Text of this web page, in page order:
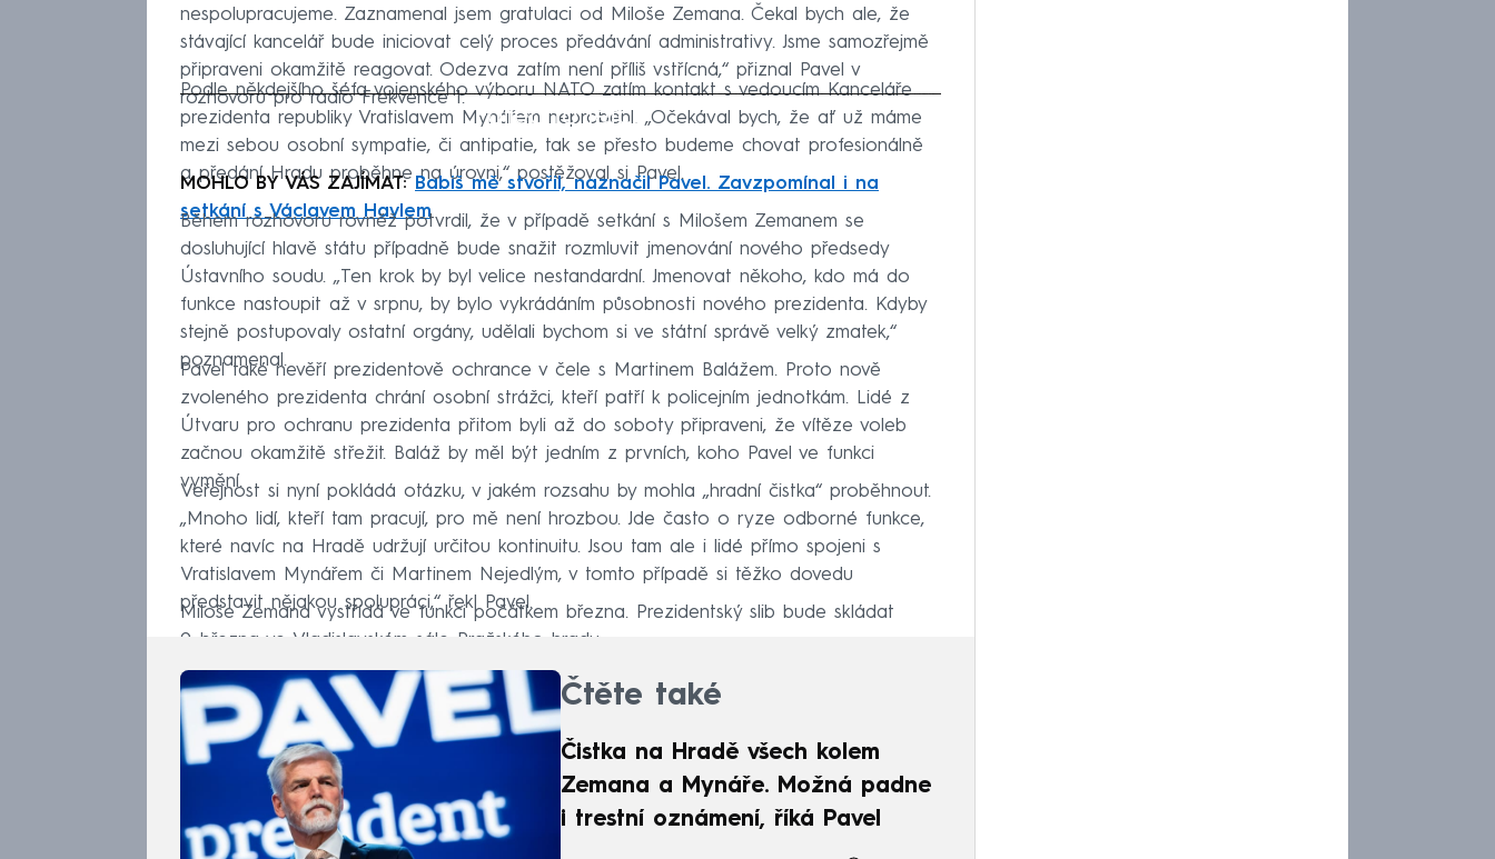
nespolupracujeme. Zaznamenal jsem gratulaci od Miloše Zemana. Čekal bych ale, že
stávající kancelář bude iniciovat celý proces předávání administrativy. Jsme samozřejmě
připraveni okamžitě reagovat. Odezva zatím není příliš vstřícná,“ přiznal Pavel v
rozhovoru pro rádio Frekvence 1.
Failed to fetch
Podle někdejšího šéfa vojenského výboru NATO zatím kontakt s vedoucím Kanceláře
prezidenta republiky Vratislavem Mynářem neproběhl. „Očekával bych, že ať už máme
mezi sebou osobní sympatie, či antipatie, tak se přesto budeme chovat profesionálně
a předání Hradu proběhne na úrovni,“ postěžoval si Pavel.
MOHLO BY VÁS ZAJÍMAT: Babiš mě stvořil, naznačil Pavel. Zavzpomínal i na
setkání s Václavem Havlem
Během rozhovoru rovněž potvrdil, že v případě setkání s Milošem Zemanem se
dosluhující hlavě státu případně bude snažit rozmluvit jmenování nového předsedy
Ústavního soudu. „Ten krok by byl velice nestandardní. Jmenovat někoho, kdo má do
funkce nastoupit až v srpnu, by bylo vykrádáním působnosti nového prezidenta. Kdyby
stejně postupovaly ostatní orgány, udělali bychom si ve státní správě velký zmatek,“
poznamenal.
Pavel také nevěří prezidentově ochrance v čele s Martinem Balážem. Proto nově
zvoleného prezidenta chrání osobní strážci, kteří patří k policejním jednotkám. Lidé z
Útvaru pro ochranu prezidenta přitom byli až do soboty připraveni, že vítěze voleb
začnou okamžitě střežit. Baláž by měl být jedním z prvních, koho Pavel ve funkci
vymění.
Veřejnost si nyní pokládá otázku, v jakém rozsahu by mohla „hradní čistka“ proběhnout.
„Mnoho lidí, kteří tam pracují, pro mě není hrozbou. Jde často o ryze odborné funkce,
které navíc na Hradě udržují určitou kontinuitu. Jsou tam ale i lidé přímo spojeni s
Vratislavem Mynářem či Martinem Nejedlým, v tomto případě si těžko dovedu
představit nějakou spolupráci,“ řekl Pavel.
Miloše Zemana vystřídá ve funkci počátkem března. Prezidentský slib bude skládat
9. března ve Vladislavském sále Pražského hradu.
Čtěte také
Čistka na Hradě všech kolem
Zemana a Mynáře. Možná padne
i trestní oznámení, říká Pavel